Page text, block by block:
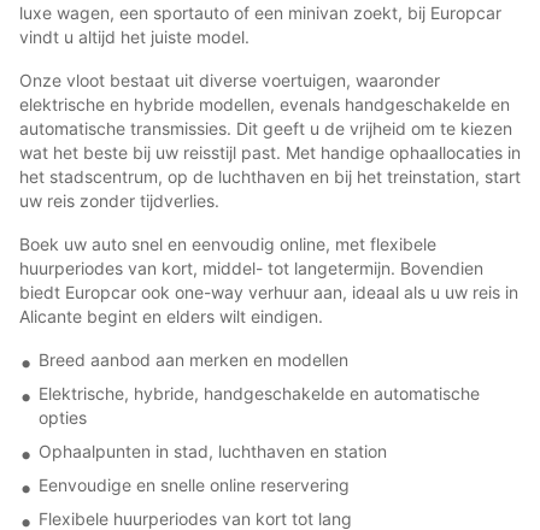
luxe wagen, een sportauto of een minivan zoekt, bij Europcar
vindt u altijd het juiste model.
Onze vloot bestaat uit diverse voertuigen, waaronder
elektrische en hybride modellen, evenals handgeschakelde en
automatische transmissies. Dit geeft u de vrijheid om te kiezen
wat het beste bij uw reisstijl past. Met handige ophaallocaties in
het stadscentrum, op de luchthaven en bij het treinstation, start
uw reis zonder tijdverlies.
Boek uw auto snel en eenvoudig online, met flexibele
huurperiodes van kort, middel- tot langetermijn. Bovendien
biedt Europcar ook one-way verhuur aan, ideaal als u uw reis in
Alicante begint en elders wilt eindigen.
Breed aanbod aan merken en modellen
Elektrische, hybride, handgeschakelde en automatische
opties
Ophaalpunten in stad, luchthaven en station
Eenvoudige en snelle online reservering
Flexibele huurperiodes van kort tot lang